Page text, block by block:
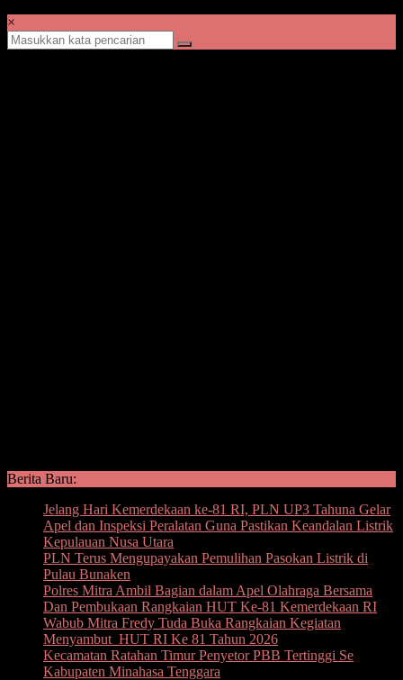
×
Berita Baru:
Jelang Hari Kemerdekaan ke-81 RI, PLN UP3 Tahuna Gelar
Apel dan Inspeksi Peralatan Guna Pastikan Keandalan Listrik
Kepulauan Nusa Utara
PLN Terus Mengupayakan Pemulihan Pasokan Listrik di
Pulau Bunaken
Polres Mitra Ambil Bagian dalam Apel Olahraga Bersama
Dan Pembukaan Rangkaian HUT Ke-81 Kemerdekaan RI
Wabub Mitra Fredy Tuda Buka Rangkaian Kegiatan
Menyambut HUT RI Ke 81 Tahun 2026
Kecamatan Ratahan Timur Penyetor PBB Tertinggi Se
Kabupaten Minahasa Tenggara